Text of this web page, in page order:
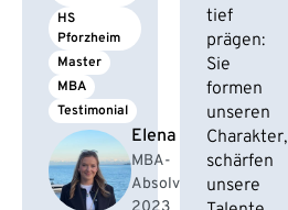
HS
Pforzheim
Master
MBA
Testimonial
Elena F.
MBA-
Absolventin
tief
prägen:
Sie
formen
unseren
Charakter,
schärfen
unsere